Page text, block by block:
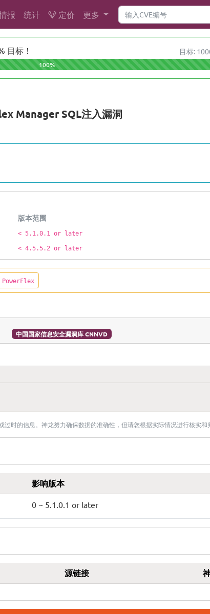
报 统计 定价 更多
目标！ 目标:
100%
Manager SQL注入漏洞
版本范围
< 5.1.0.1 or later
< 4.5.5.2 or later
PowerFlex
中国国家信息安全漏洞库 CNNVD
时的信息。神龙努力确保数据的准确性，但请您根据实际情况进行核实和
影响版本
0 ~ 5.1.0.1 or later
源链接